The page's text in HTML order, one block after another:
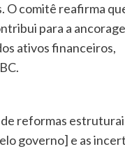
O comitê reafirma
para a
ativos financeiros,
reformas
governo] e as